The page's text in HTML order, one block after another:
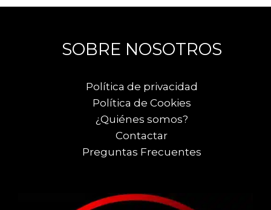
SOBRE NOSOTROS
Política de privacidad
Política de Cookies
¿Quiénes somos?
Contactar
Preguntas Frecuentes